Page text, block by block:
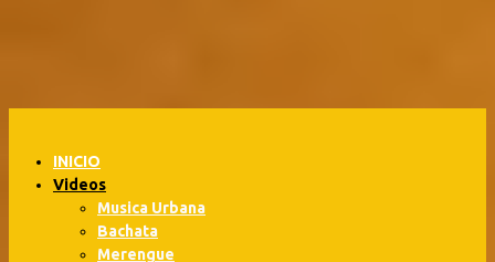
content
INICIO
Videos
Musica Urbana
Bachata
Merengue